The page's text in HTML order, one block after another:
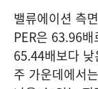
밸류에이션 측
PER은 63.96
65.44배보다
주 가운데에서